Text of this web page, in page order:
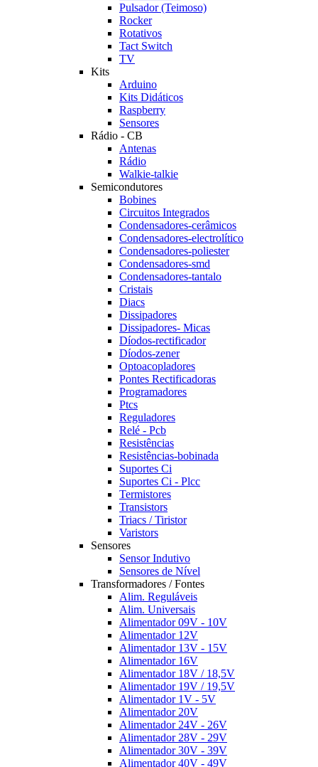
Pulsador (Teimoso)
Rocker
Rotativos
Tact Switch
TV
Kits
Arduino
Kits Didáticos
Raspberry
Sensores
Rádio - CB
Antenas
Rádio
Walkie-talkie
Semicondutores
Bobines
Circuitos Integrados
Condensadores-cerâmicos
Condensadores-electrolítico
Condensadores-poliester
Condensadores-smd
Condensadores-tantalo
Cristais
Diacs
Dissipadores
Dissipadores- Micas
Díodos-rectificador
Díodos-zener
Optoacopladores
Pontes Rectificadoras
Programadores
Ptcs
Reguladores
Relé - Pcb
Resistências
Resistências-bobinada
Suportes Ci
Suportes Ci - Plcc
Termistores
Transistors
Triacs / Tiristor
Varistors
Sensores
Sensor Indutivo
Sensores de Nível
Transformadores / Fontes
Alim. Reguláveis
Alim. Universais
Alimentador 09V - 10V
Alimentador 12V
Alimentador 13V - 15V
Alimentador 16V
Alimentador 18V / 18,5V
Alimentador 19V / 19,5V
Alimentador 1V - 5V
Alimentador 20V
Alimentador 24V - 26V
Alimentador 28V - 29V
Alimentador 30V - 39V
Alimentador 40V - 49V